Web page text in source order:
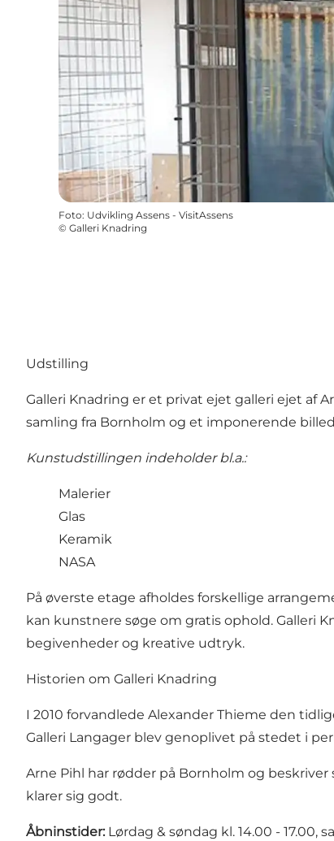
Foto: Udvikling Assens - VisitAssens
© Galleri Knadring
Udstilling
Galleri Knadring er et privat ejet galleri ejet af
samling fra Bornholm og et imponerende
Kunstudstillingen indeholder bl.a.:
Malerier
Glas
Keramik
NASA
På øverste etage afholdes forskellige
kan kunstnere søge om gratis ophold. Galleri
begivenheder og kreative udtryk.
Historien om Galleri Knadring
I 2010 forvandlede Alexander Thieme den
Galleri Langager blev genoplivet på stedet i
Arne Pihl har rødder på Bornholm og
klarer sig godt.
Åbninstider: Lørdag & søndag kl. 14.00 - 17.00,